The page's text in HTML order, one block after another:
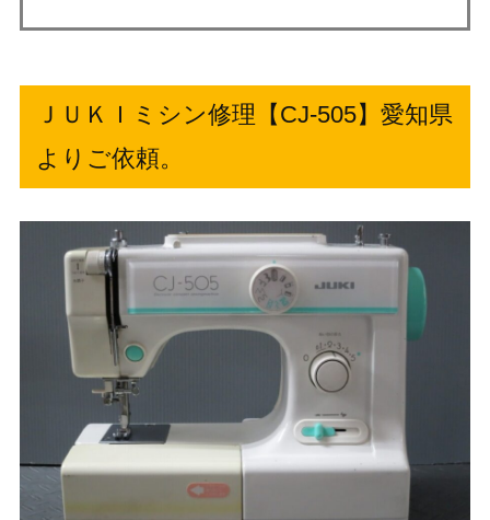
ＪＵＫＩミシン修理【CJ-505】愛知県
よりご依頼。